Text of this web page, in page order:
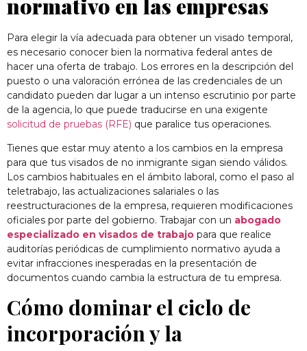
normativo en las empresas
Para elegir la vía adecuada para obtener un visado temporal,
es necesario conocer bien la normativa federal antes de
hacer una oferta de trabajo. Los errores en la descripción del
puesto o una valoración errónea de las credenciales de un
candidato pueden dar lugar a un intenso escrutinio por parte
de la agencia, lo que puede traducirse en una exigente
solicitud de pruebas (RFE) que paralice tus operaciones.
Tienes que estar muy atento a los cambios en la empresa
para que tus visados de no inmigrante sigan siendo válidos.
Los cambios habituales en el ámbito laboral, como el paso al
teletrabajo, las actualizaciones salariales o las
reestructuraciones de la empresa, requieren modificaciones
oficiales por parte del gobierno. Trabajar con un abogado
especializado en visados de trabajo para que realice
auditorías periódicas de cumplimiento normativo ayuda a
evitar infracciones inesperadas en la presentación de
documentos cuando cambia la estructura de tu empresa.
Cómo dominar el ciclo de
incorporación y la